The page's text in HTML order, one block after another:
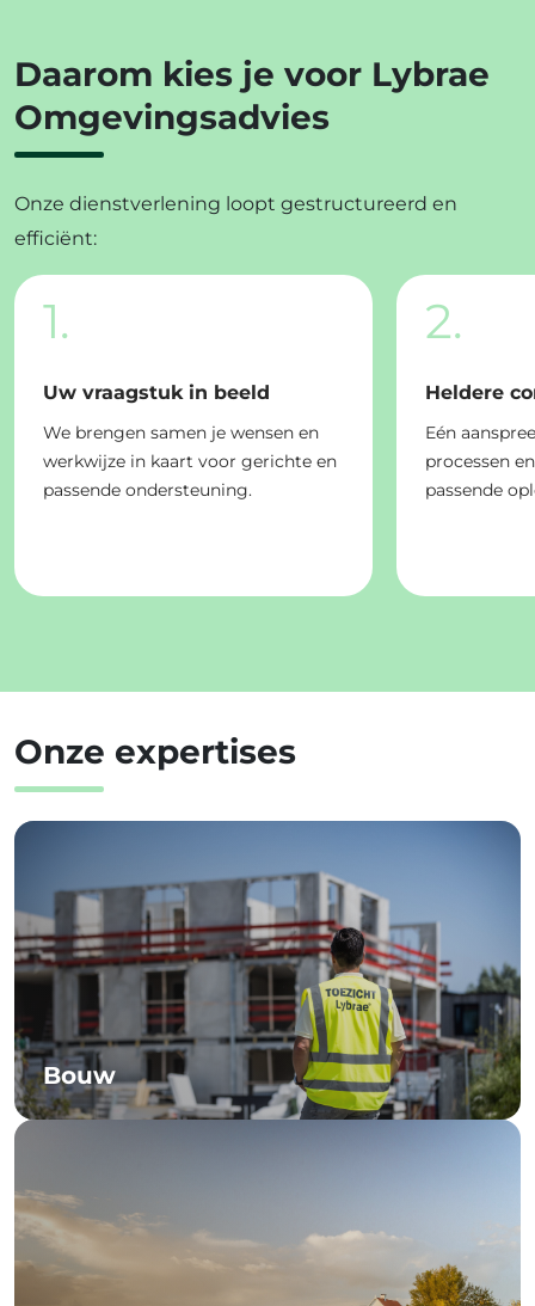
Daarom kies je voor Lybrae
Omgevingsadvies
Onze dienstverlening loopt gestructureerd en
efficiënt:
1.
Uw vraagstuk in beeld
We brengen samen je wensen en
werkwijze in kaart voor gerichte en
passende ondersteuning.
2.
Heldere
Eén
processen
passende
Onze expertises
Bouw